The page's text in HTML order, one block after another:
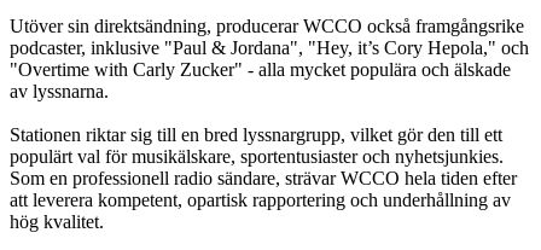
Utöver sin direktsändning, producerar WCCO också framgångsrike
podcaster, inklusive "Paul & Jordana", "Hey, it’s Cory Hepola," och
"Overtime with Carly Zucker" - alla mycket populära och älskade
av lyssnarna.
Stationen riktar sig till en bred lyssnargrupp, vilket gör den till ett
populärt val för musikälskare, sportentusiaster och nyhetsjunkies.
Som en professionell radio sändare, strävar WCCO hela tiden efter
att leverera kompetent, opartisk rapportering och underhållning av
hög kvalitet.